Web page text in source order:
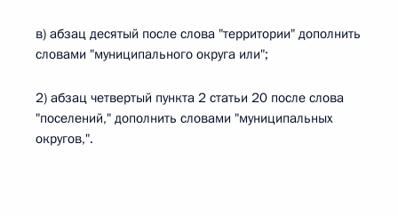
в) абзац десятый после слова "территории" дополнить
словами "муниципального округа или";
2) абзац четвертый пункта 2 статьи 20 после слова
"поселений," дополнить словами "муниципальных
округов,".